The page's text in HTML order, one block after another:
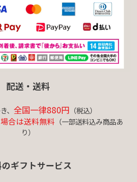
配送・送料
、 全国一律880円 （税込）
合は送料無料 （一部送料込み商品あ
り）
ギフトサービス